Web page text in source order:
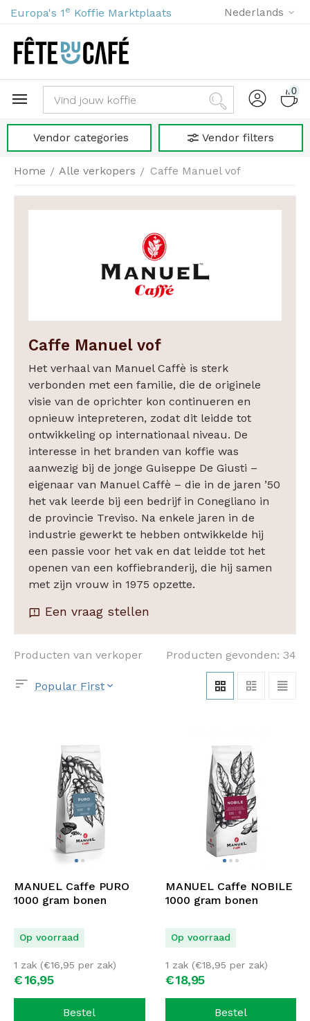
Europa's 1 e Koffie Marktplaats Nederlands
0
Vendor categories Vendor filters
Home / Alle verkopers / Caffe Manuel vof
Producten van verkoper Producten gevonden: 34
Popular First
MANUEL Caffe PURO
1000 gram bonen
Op voorraad
€16,95
1 zak (€16,95 per zak)
Bestel
MANUEL Caffe NOBILE
1000 gram bonen
Op voorraad
€18,95
1 zak (€18,95 per zak)
Bestel
Caffe Manuel vof
Het verhaal van Manuel Caffè is sterk
verbonden met een familie, die de originele
visie van de oprichter kon continueren en
opnieuw intepreteren, zodat dit leidde tot
ontwikkeling op internationaal niveau. De
interesse in het branden van koffie was
aanwezig bij de jonge Guiseppe De Giusti –
eigenaar van Manuel Caffè – die in de jaren ’50
het vak leerde bij een bedrijf in Conegliano in
de provincie Treviso. Na enkele jaren in de
industrie gewerkt te hebben ontwikkelde hij
een passie voor het vak en dat leidde tot het
openen van een koffiebranderij, die hij samen
met zijn vrouw in 1975 opzette.
Een vraag stellen